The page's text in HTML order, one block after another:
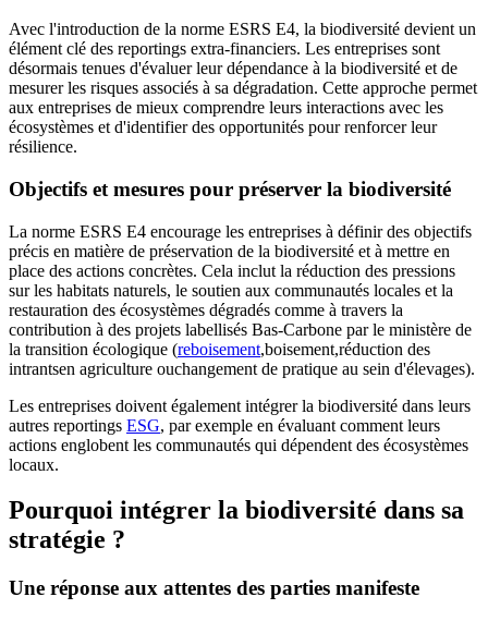
Avec l'introduction de la norme ESRS E4, la biodiversité devient un
élément clé des reportings extra-financiers. Les entreprises sont
désormais tenues d'évaluer leur dépendance à la biodiversité et de
mesurer les risques associés à sa dégradation. Cette approche permet
aux entreprises de mieux comprendre leurs interactions avec les
écosystèmes et d'identifier des opportunités pour renforcer leur
résilience.
Objectifs et mesures pour préserver la biodiversité
La norme ESRS E4 encourage les entreprises à définir des objectifs
précis en matière de préservation de la biodiversité et à mettre en
place des actions concrètes. Cela inclut la réduction des pressions
sur les habitats naturels, le soutien aux communautés locales et la
restauration des écosystèmes dégradés comme à travers la
contribution à des projets labellisés Bas-Carbone par le ministère de
la transition écologique (reboisement,boisement,réduction des
intrantsen agriculture ouchangement de pratique au sein d'élevages).
Les entreprises doivent également intégrer la biodiversité dans leurs
autres reportings ESG, par exemple en évaluant comment leurs
actions englobent les communautés qui dépendent des écosystèmes
locaux.
Pourquoi intégrer la biodiversité dans sa
stratégie ?
Une réponse aux attentes des parties manifeste